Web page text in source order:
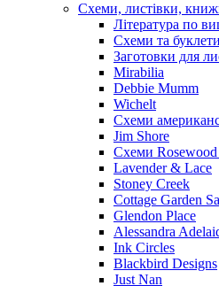
Схеми, листівки,
Література по
Схеми та буклети
Заготовки для
Mirabilia
Debbie Mumm
Wichelt
Схеми
Jim Shore
Cхеми
Lavender & Lace
Stoney Creek
Cottage Garden
Glendon Place
Alessandra
Ink Circles
Blackbird Designs
Just Nan